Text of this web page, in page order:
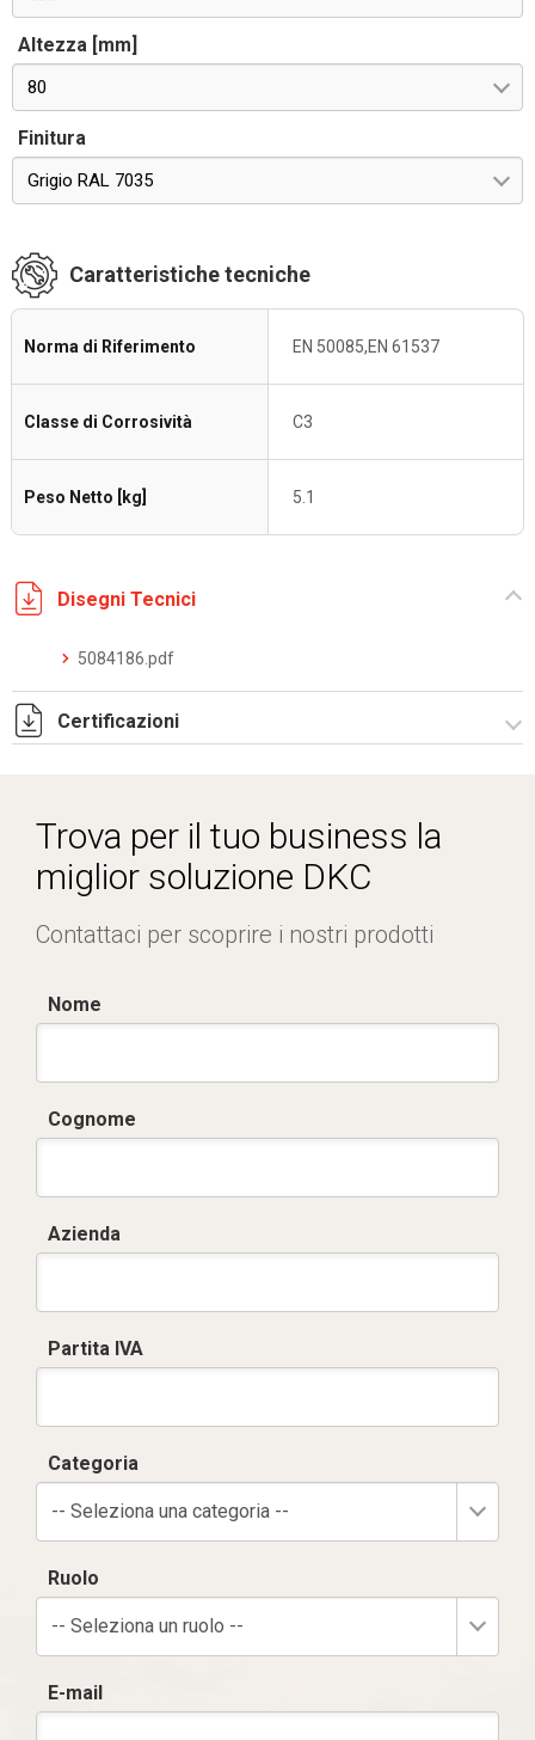
Altezza [mm]
80
Finitura
Grigio RAL 7035
Caratteristiche tecniche
Norma di Riferimento EN 50085,EN 61537
Classe di Corrosività C3
Peso Netto [kg] 5.1
Disegni Tecnici
5084186.pdf
Certificazioni
Trova per il tuo business la
miglior soluzione DKC
Contattaci per scoprire i nostri prodotti
Nome
Cognome
Azienda
Partita IVA
Categoria
-- Seleziona una categoria --
Ruolo
-- Seleziona un ruolo --
E-mail